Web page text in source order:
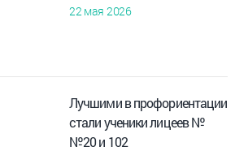
22 мая 2026
Лучшими в профориентации
стали ученики лицеев №
№20 и 102